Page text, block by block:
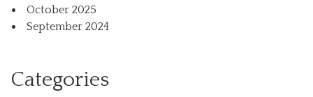
October 2025
September 2024
Categories